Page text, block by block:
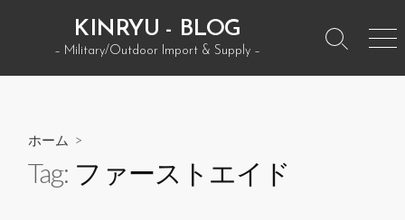
ン
KINRYU - BLOG
– Military/Outdoor Import & Supply –
検
メ
ホーム >
Tag: ファーストエイド